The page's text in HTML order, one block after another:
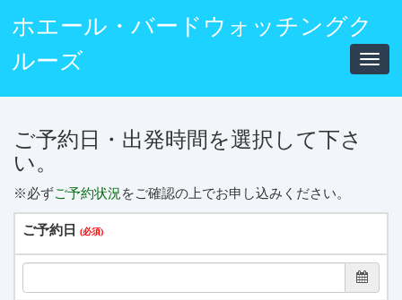
ホエール・バードウォッチングク
ルーズ
ご予約日・出発時間を選択して下さ
い。
※必ずご予約状況 をご確認の上でお申し込みください。
ご予約日